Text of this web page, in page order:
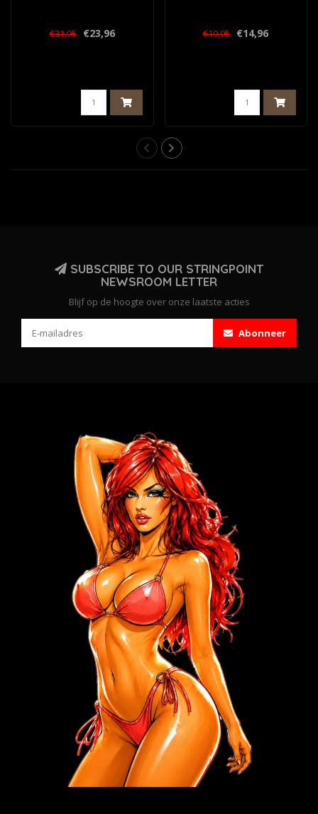
€31,95 €23,96 €19,95 €14,96
SUBSCRIBE TO OUR STRINGPOINT
NEWSROOM LETTER
Blijf op de hoogte over onze laatste acties
Abonneer